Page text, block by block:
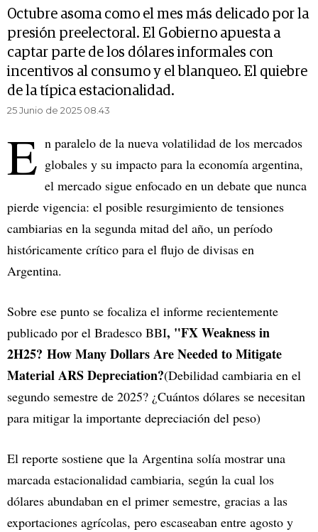
Octubre asoma como el mes más delicado por la
presión preelectoral. El Gobierno apuesta a
captar parte de los dólares informales con
incentivos al consumo y el blanqueo. El quiebre
de la típica estacionalidad.
25 Junio de 2025 08.43
E n paralelo de la nueva volatilidad de los mercados
globales y su impacto para la economía argentina,
el mercado sigue enfocado en un debate que nunca
pierde vigencia: el posible resurgimiento de tensiones
cambiarias en la segunda mitad del año, un período
históricamente crítico para el flujo de divisas en
Argentina.
Sobre ese punto se focaliza el informe recientemente
publicado por el Bradesco BBI, "FX Weakness in
2H25? How Many Dollars Are Needed to Mitigate
Material ARS Depreciation?(Debilidad cambiaria en el
segundo semestre de 2025? ¿Cuántos dólares se necesitan
para mitigar la importante depreciación del peso)
El reporte sostiene que la Argentina solía mostrar una
marcada estacionalidad cambiaria, según la cual los
dólares abundaban en el primer semestre, gracias a las
exportaciones agrícolas, pero escaseaban entre agosto y